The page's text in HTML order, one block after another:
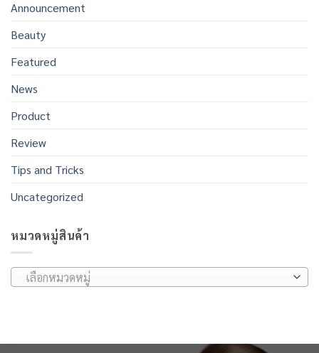
2569
Announcement
Beauty
Featured
News
Product
Review
Tips and Tricks
Uncategorized
หมวดหมู่สินค้า
เลือกหมวดหมู่